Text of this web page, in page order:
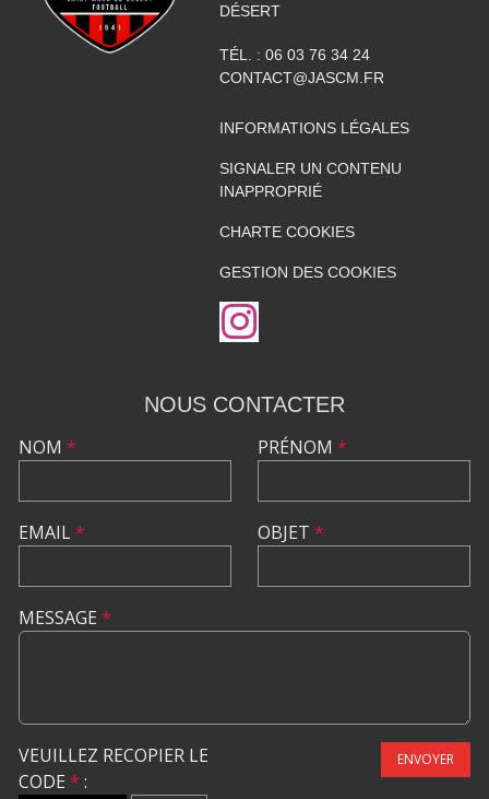
DÉSERT
TÉL. : 06 03 76 34 24
CONTACT@JASCM.FR
INFORMATIONS LÉGALES
SIGNALER UN CONTENU
INAPPROPRIÉ
CHARTE COOKIES
GESTION DES COOKIES
NOUS CONTACTER
NOM *
EMAIL*
PRÉNOM *
OBJET *
MESSAGE *
VEUILLEZ RECOPIER LE
CODE * :
ENVOYER